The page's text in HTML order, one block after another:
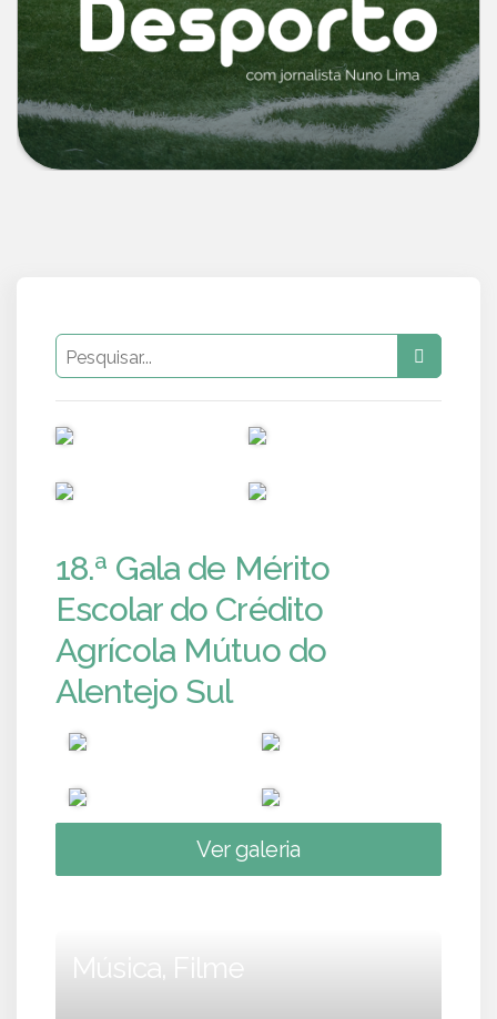
18.ª Gala de Mérito
Escolar do Crédito
Agrícola Mútuo do
Alentejo Sul
Ver galeria
Música, Filme